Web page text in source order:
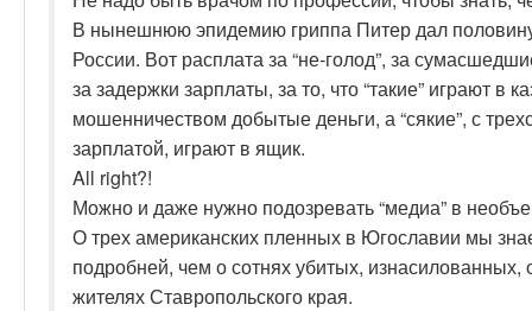
В нынешнюю эпидемию гриппа Питер дал
России. Вот расплата за “не-голод”, за
за задержки зарплаты, за то, что “такие” играют в
мошенничеством добытые деньги, а “сякие”, с
зарплатой, играют в ящик.
All right?!
Можно и даже нужно подозревать “медиа” в
О трех американских пленных в Югославии мы
подробней, чем о сотнях убитых,
жителях Ставропольского края.